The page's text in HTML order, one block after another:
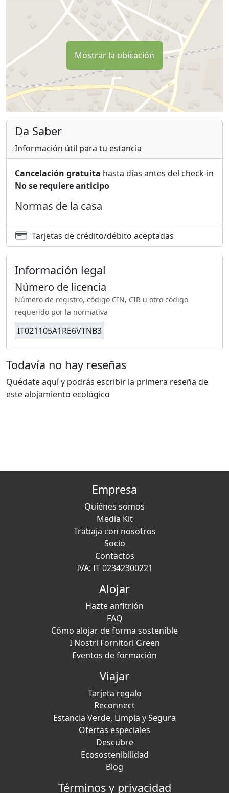
Mostrar la ubicación
Da Saber
Información útil para tu estancia
Cancelación gratuita hasta días antes del check-in
No se requiere anticipo
Normas de la casa
Tarjetas de crédito/débito aceptadas
Información legal
Número de licencia
Número de registro, código CIN, CIR u otro código
requerido por la normativa
IT021105A1RE6VTNB3
Todavía no hay reseñas
Quédate aquí y podrás escribir la primera reseña de
este alojamiento ecológico
Empresa
Quiénes somos
Media Kit
Trabaja con nosotros
Socio
Contactos
IVA: IT 02342300221
Alojar
Hazte anfitrión
FAQ
Cómo alojar de forma sostenible
I Nostri Fornitori Green
Eventos de formación
Viajar
Tarjeta regalo
Reconnect
Estancia Verde, Limpia y Segura
Ofertas especiales
Descubre
Ecosostenibilidad
Blog
Términos y privacidad